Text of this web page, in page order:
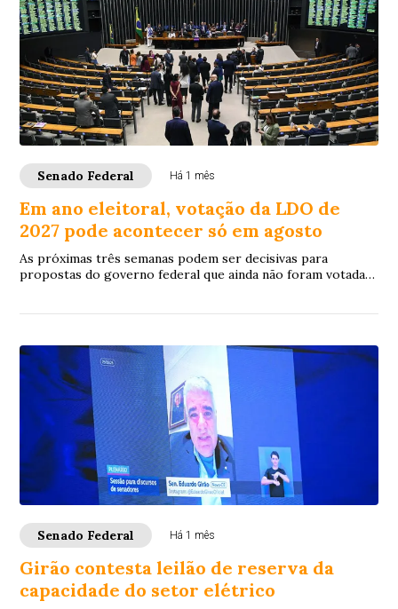
Senado Federal Há 1 mês
Em ano eleitoral, votação da LDO de
2027 pode acontecer só em agosto
As próximas três semanas podem ser decisivas para
propostas do governo federal que ainda não foram votadas
Senado Federal Há 1 mês
Girão contesta leilão de reserva da
capacidade do setor elétrico